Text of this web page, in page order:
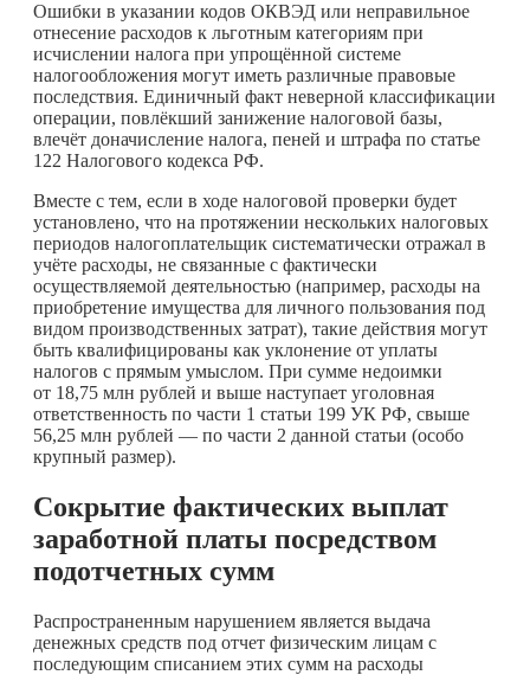
Ошибки в указании кодов ОКВЭД или неправильное
отнесение расходов к льготным категориям при
исчислении налога при упрощённой системе
налогообложения могут иметь различные правовые
последствия. Единичный факт неверной классификации
операции, повлёкший занижение налоговой базы,
влечёт доначисление налога, пеней и штрафа по статье
122 Налогового кодекса РФ.
Вместе с тем, если в ходе налоговой проверки будет
установлено, что на протяжении нескольких налоговых
периодов налогоплательщик систематически отражал в
учёте расходы, не связанные с фактически
осуществляемой деятельностью (например, расходы на
приобретение имущества для личного пользования под
видом производственных затрат), такие действия могут
быть квалифицированы как уклонение от уплаты
налогов с прямым умыслом. При сумме недоимки
от 18,75 млн рублей и выше наступает уголовная
ответственность по части 1 статьи 199 УК РФ, свыше
56,25 млн рублей — по части 2 данной статьи (особо
крупный размер).
Сокрытие фактических выплат
заработной платы посредством
подотчетных сумм
Распространенным нарушением является выдача
денежных средств под отчет физическим лицам с
последующим списанием этих сумм на расходы